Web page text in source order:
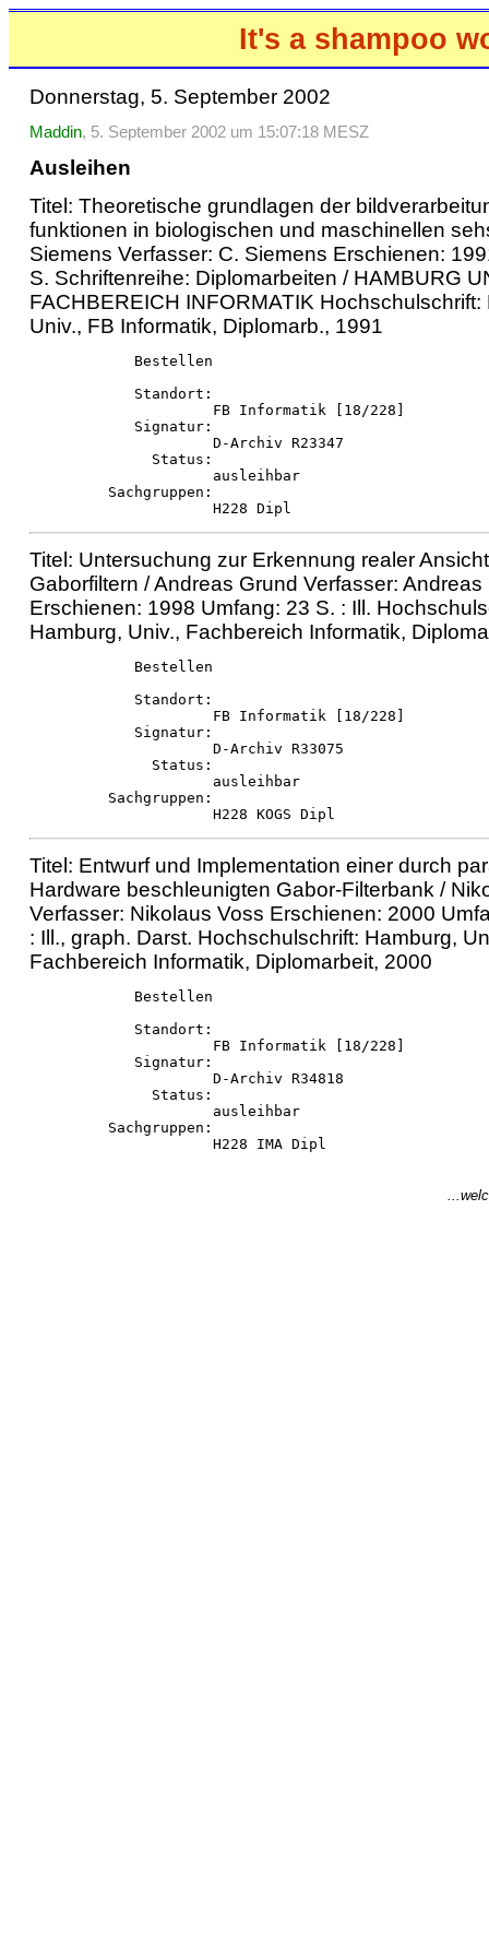
It's a shampoo
Donnerstag, 5. September 2002
Maddin, 5. September 2002 um 15:07:18 MESZ
Ausleihen
Titel: Theoretische grundlagen der
funktionen in biologischen und maschinellen
Siemens Verfasser: C. Siemens Erschienen:
S. Schriftenreihe: Diplomarbeiten / HAMBURG
FACHBEREICH INFORMATIK Hochschulschrift:
Univ., FB Informatik, Diplomarb., 1991
            Bestellen
            Standort:
                     FB Informatik [18/228]
            Signatur:
                     D-Archiv R23347
              Status:
                     ausleihbar
         Sachgruppen:
Titel: Untersuchung zur Erkennung realer
Gaborfiltern / Andreas Grund Verfasser: Andreas
Erschienen: 1998 Umfang: 23 S. : Ill.
Hamburg, Univ., Fachbereich Informatik,
            Bestellen
            Standort:
                     FB Informatik [18/228]
            Signatur:
                     D-Archiv R33075
              Status:
                     ausleihbar
         Sachgruppen:
Titel: Entwurf und Implementation einer durch
Hardware beschleunigten Gabor-Filterbank /
Verfasser: Nikolaus Voss Erschienen: 2000
: Ill., graph. Darst. Hochschulschrift: Hamburg,
Fachbereich Informatik, Diplomarbeit, 2000
            Bestellen
            Standort:
                     FB Informatik [18/228]
            Signatur:
                     D-Archiv R34818
              Status:
                     ausleihbar
         Sachgruppen: